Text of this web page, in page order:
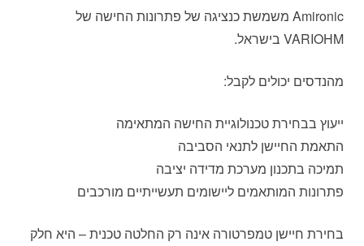
Amironic משמשת כנציגה של פתרונות החישה של
VARIOHM בישראל.
מהנדסים יכולים לקבל:
ייעוץ בבחירת טכנולוגיית החישה המתאימה
התאמת החיישן לתנאי הסביבה
תמיכה בתכנון מערכת מדידה יציבה
פתרונות המותאמים ליישומים תעשייתיים מורכבים
בחירת חיישן טמפרטורה אינה רק החלטה טכנית – היא חלק